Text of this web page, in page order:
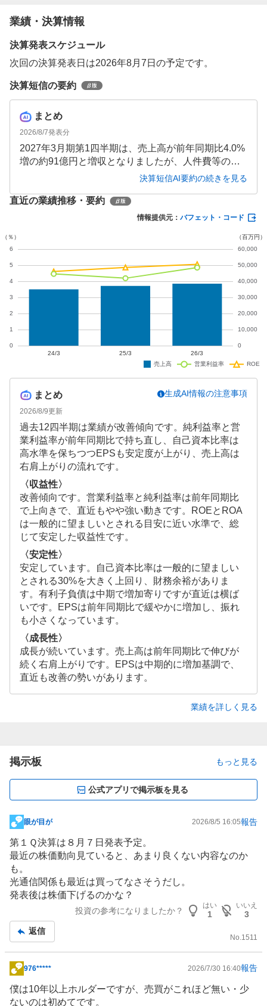
業績・決算情報
決算発表スケジュール
次回の決算発表日は2026年8月7日の予定です。
決算短信の要約
まとめ
2026/8/7発表分
2027年3月期第1四半期は、売上高が前年同期比4.0%
増の約91億円と増収となりましたが、人件費等の諸
経費増加により営業利益は68.2%減の約1億円と大幅
力事業がセグメント損失を計上しており、収益面で
の課題が顕在化しています。
決算短信AI要約の続きを見る
直近の業績推移・要約
情報提供元： バフェット・コード
まとめ
2026/8/9更新
生成AI情報の注意事項
過去12四半期は業績が改善傾向です。純利益率と営
業利益率が前年同期比で持ち直し、自己資本比率は
高水準を保ちつつEPSも安定度が上がり、売上高は
右肩上がりの流れです。
〈収益性〉
改善傾向です。営業利益率と純利益率は前年同期比
で上向きで、直近もやや強い動きです。ROEとROA
は一般的に望ましいとされる目安に近い水準で、総
じて安定した収益性です。
〈安定性〉
安定しています。自己資本比率は一般的に望ましい
とされる30%を大きく上回り、財務余裕がありま
す。有利子負債は中期で増加寄りですが直近は横ば
いです。EPSは前年同期比で緩やかに増加し、振れ
も小さくなっています。
〈成長性〉
成長が続いています。売上高は前年同期比で伸びが
続く右肩上がりです。EPSは中期的に増加基調で、
直近も改善の勢いがあります。
業績を詳しく見る
掲示板 もっと見る
公式アプリで掲示板を見る
掲
示
板
記
事
眼が目が 2026/8/5 16:05報告
第１Ｑ決算は８月７日発表予定。
最近の株価動向見ていると、あまり良くない内容なのか
も。
光通信関係も最近は買ってなさそうだし。
発表後は株価下げるのかな？
投資の参考になりましたか？
はい
1
いいえ
3
返信
No. 1511
掲
示
板
976***** 2026/7/30 16:40報告
僕は10年以上ホルダーですが、売買がこれほど無い・少
ないのは初めてです。